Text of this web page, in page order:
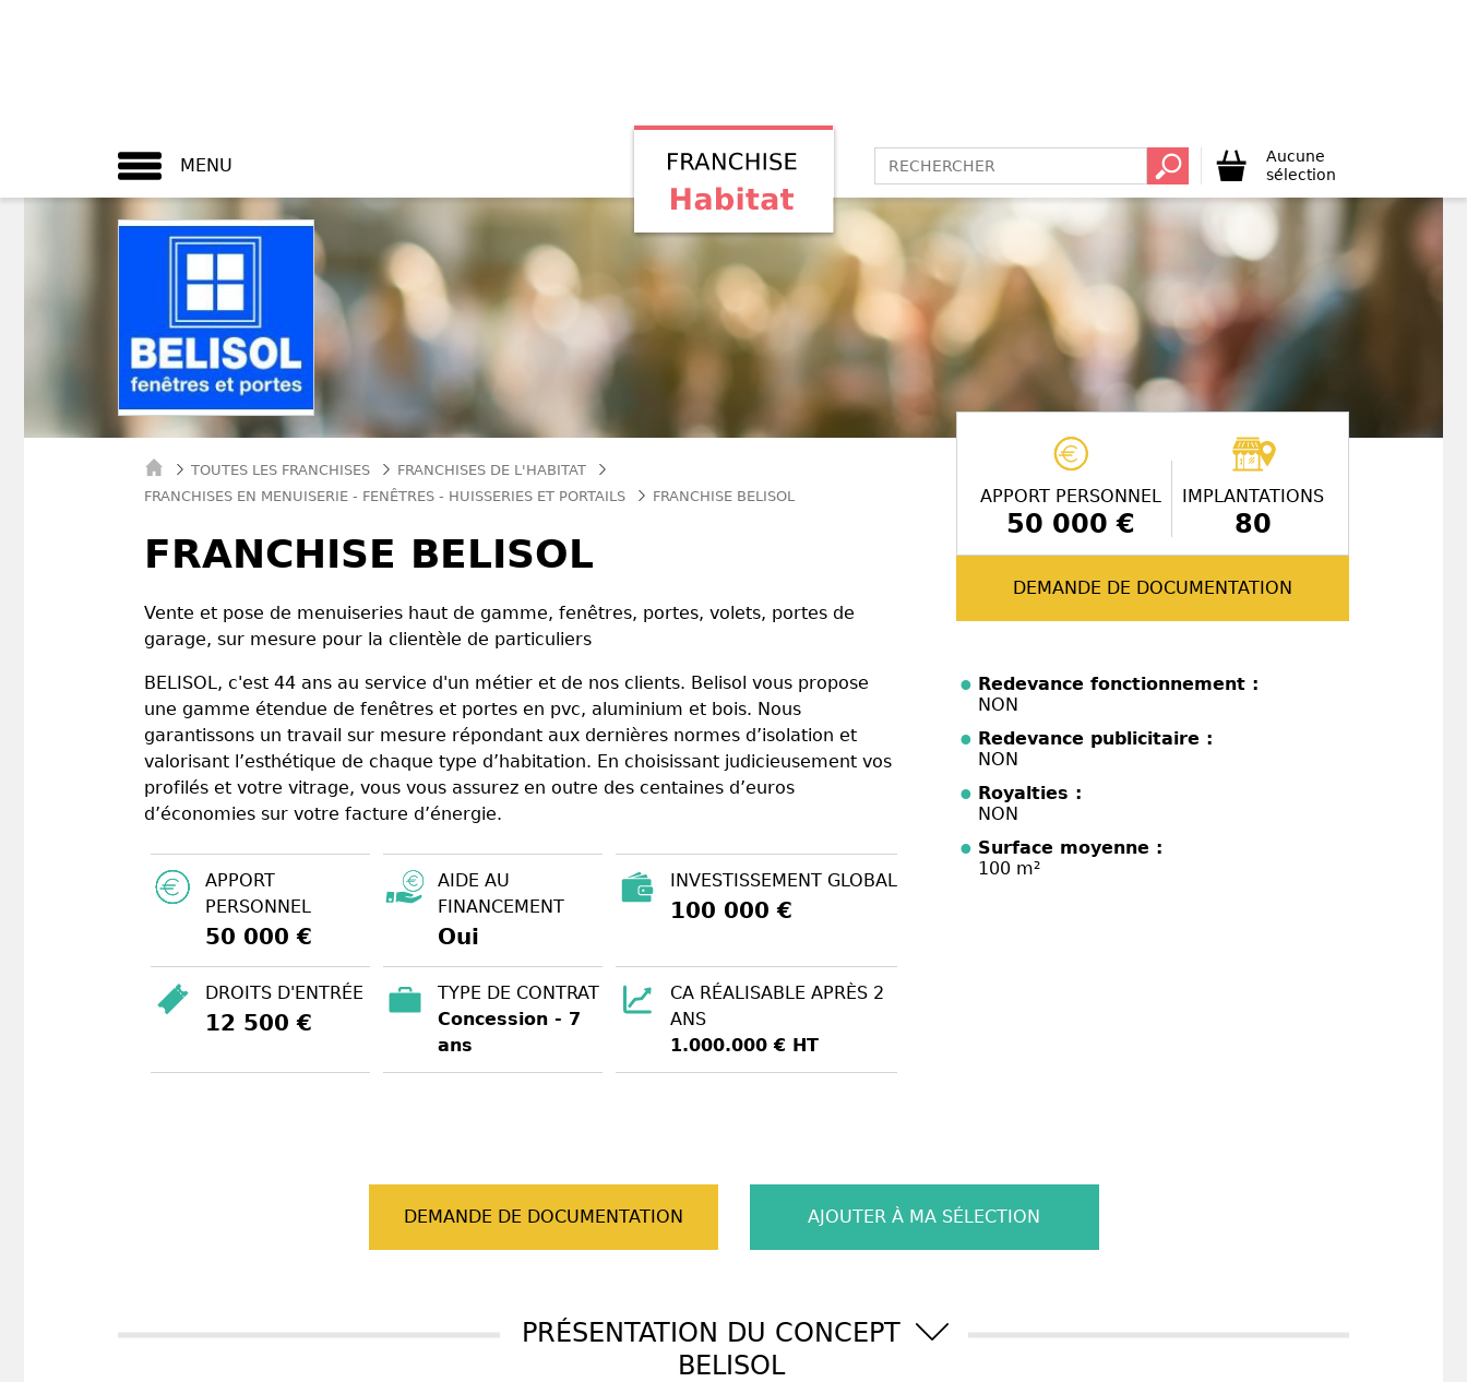
MENU
Aucune
sélection
TOUTES LES FRANCHISES
FRANCHISES DE L'HABITAT
FRANCHISES EN MENUISERIE - FENÊTRES - HUISSERIES ET PORTAILS
FRANCHISE BELISOL
FRANCHISE BELISOL
Vente et pose de menuiseries haut de gamme, fenêtres, portes, volets, portes de
garage, sur mesure pour la clientèle de particuliers
BELISOL, c'est 44 ans au service d'un métier et de nos clients. Belisol vous propose
une gamme étendue de fenêtres et portes en pvc, aluminium et bois. Nous
garantissons un travail sur mesure répondant aux dernières normes d’isolation et
valorisant l’esthétique de chaque type d’habitation. En choisissant judicieusement vos
profilés et votre vitrage, vous vous assurez en outre des centaines d’euros
d’économies sur votre facture d’énergie.
APPORT
PERSONNEL
50 000 €
AIDE AU
FINANCEMENT
Oui
INVESTISSEMENT GLOBAL
100 000 €
DROITS D'ENTRÉE
12 500 €
TYPE DE CONTRAT
Concession - 7
ans
CA RÉALISABLE APRÈS 2
ANS
1.000.000 € HT
APPORT PERSONNEL
50 000 €
IMPLANTATIONS
80
DEMANDE DE DOCUMENTATION
Redevance fonctionnement :
NON
Redevance publicitaire :
NON
Royalties :
NON
Surface moyenne :
100 m²
DEMANDE DE DOCUMENTATION AJOUTER À MA SÉLECTION
PRÉSENTATION DU CONCEPT
BELISOL